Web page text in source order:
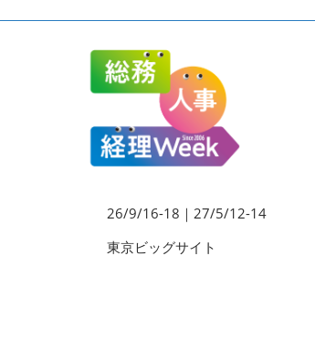
ワークプレイス改革EXPO
【9月より】バックオフィス
AIエージェント EXPO
【9月】展示会概要
26/9/16-18｜27/5/12-14
東京ビッグサイト